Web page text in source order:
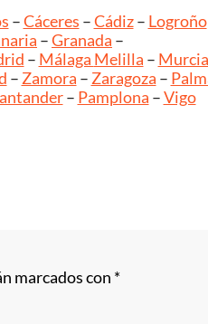
–Cáceres –Cádiz– Logroño
–Granada –
– Málaga Melilla – Murcia
–Zamora –Zaragoza –
– Pamplona –Vigo
marcados con *